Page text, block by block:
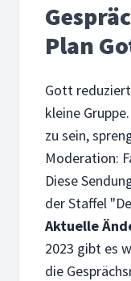
Plan
Gott
kleine
zu sein,
Moderation:
Diese
der Staffel
Aktuelle
2023 gibt es
die